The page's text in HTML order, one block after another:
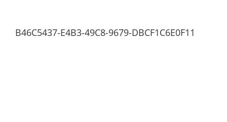
B46C5437-E4B3-49C8-9679-DBCF1C6E0F11